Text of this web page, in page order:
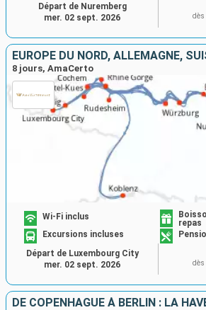
dès
Départ de Nuremberg
mer. 02 sept. 2026
EUROPE DU NORD, ALLEMAGNE,
8 jours, AmaCerto
Wi-Fi inclus
repas
Excursions incluses
dès
Départ de Luxembourg City
mer. 02 sept. 2026